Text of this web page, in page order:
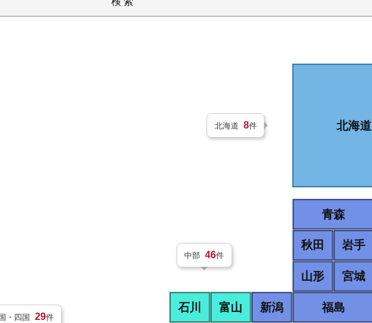
北海道 8件
中部 46件
・四国 29件
北海道
青森
秋田 岩手
山形 宮城
福島
新潟
石川 富山